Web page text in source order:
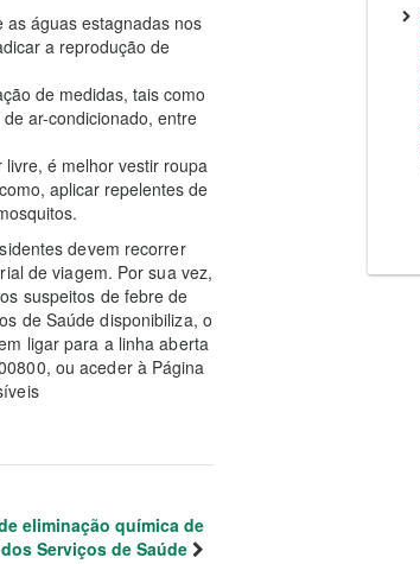
as águas estagnadas nos
a reprodução de
de medidas, tais como
ar-condicionado, entre
livre, é melhor vestir roupa
aplicar repelentes de
devem recorrer
de viagem. Por sua vez,
suspeitos de febre de
de Saúde disponibiliza, o
ligar para a linha aberta
ou aceder à Página
eliminação química de
Serviços de Saúde